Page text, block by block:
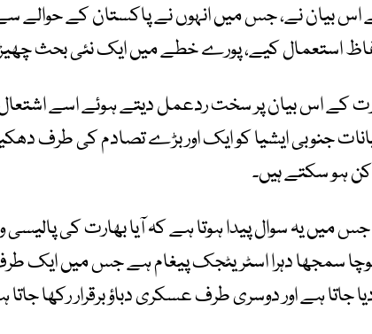
بیان نے، جس میں انہوں نے پاکستان کے حوالے سے
استعمال کیے، پورے خطے میں ایک نئی بحث
کے اس بیان پر سخت ردعمل دیتے ہوئے اسے اشتعال
جنوبی ایشیا کو ایک اور بڑے تصادم کی طرف
کن ہو سکتے ہیں۔
میں یہ سوال پیدا ہوتا ہے کہ آیا بھارت کی پالیسی
سمجھا دہرا اسٹریٹجک پیغام ہے جس میں ایک
جاتا ہے اور دوسری طرف عسکری دباؤ برقرار رکھا جاتا